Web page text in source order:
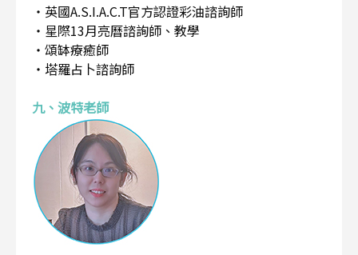
・英國A.S.I.A.C.T官方認證彩油諮詢師
・星際13月亮曆諮詢師、教學
・頌缽療癒師
・塔羅占卜諮詢師
九、波特老師